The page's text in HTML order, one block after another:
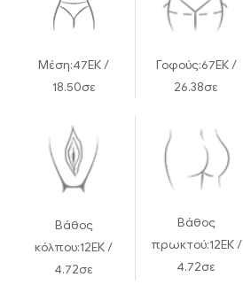
Μέση:47ΕΚ /
18.50σε
Γοφούς:67ΕΚ /
26.38σε
Βάθος
κόλπου:12ΕΚ /
4.72σε
Βάθος
πρωκτού:12ΕΚ /
4.72σε